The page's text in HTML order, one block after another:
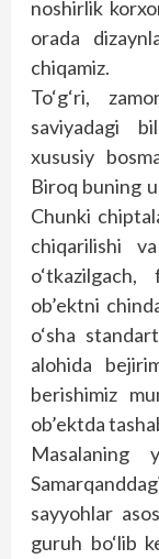
noshirlik
orada
chiqamiz.
To‘g‘ri,
saviyadagi
xususiy
Biroq buning
Chunki
chiqarilishi
ob’ektni
o‘sha
alohida
berishimiz
ob’ektda
sayyohlar
guruh bo‘lib